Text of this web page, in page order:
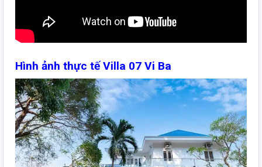
Hình ảnh thực tế Villa 07 Vi Ba